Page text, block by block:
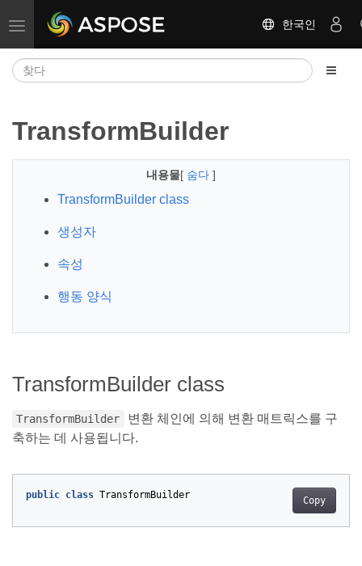
탐색 전환 한국인
TransformBuilder
내용물[ 숨다 ]
TransformBuilder class
생성자
속성
행동 양식
TransformBuilder class
TransformBuilder
변환 체인에 의해 변환 매트릭스를 구
축하는 데 사용됩니다.
Copy
public class TransformBuilder